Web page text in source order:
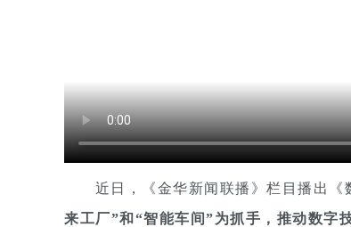
近日，《金华新闻联播》栏目播出
来工厂”和“智能车间”为抓手，推动数字